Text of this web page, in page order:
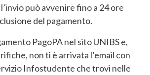
può avvenire fino a 24 ore
del pagamento.
PagoPA nel sito UNIBS e,
non ti è arrivata l’email con
Infostudente che trovi nelle